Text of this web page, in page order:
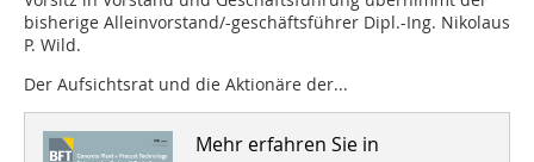
bisherige Alleinvorstand/-geschäftsführer Dipl.-Ing. Nikolaus
P. Wild.
Der Aufsichtsrat und die Aktionäre der...
Mehr erfahren Sie in